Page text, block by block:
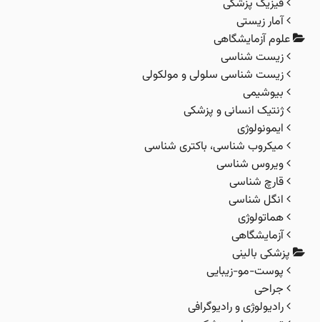
فیزیک پزشکی
آمار زیستی
آزمایشگاهی
زیست شناسی
زیست شناسی سلولی و مولکولی
بیوشیمی
ژنتیک انسانی و پزشکی
ایمونولوژی
میکروب شناسی، باکتری شناسی
ویروس شناسی
قارچ شناسی
انگل شناسی
هماتولوژی
آزمایشگاهی
بالینی
پوست-مو-زیبایی
جراحی
رادیولوژی و رادیوگرافی